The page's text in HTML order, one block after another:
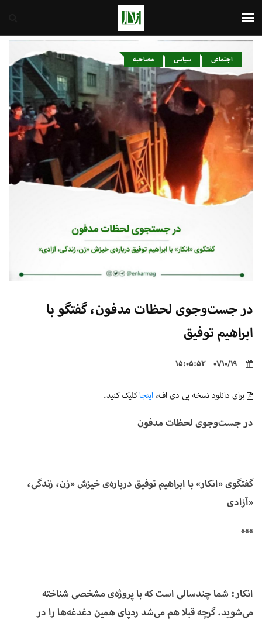
8th August 2026
اجتماعی سیاسی مصاحبه
در جست‌وجوی لحظات مدفون، گفتگو با
ابراهیم توفیق
01/10/19 _ 15:05:53
برای دانلود نسخه پی دی اف، اینجاکلیک کنید.
در جست‌وجوی لحظات مدفون
گفتگوی «انکار» با ابراهیم توفیق درباره‌ی خیزش «زن، زندگی،
آزادی»
***
انکار: شما چندسالی است که با پروژه‌ی مشخصی شناخته
می‌شوید. گرچه قبلا هم می‌شد ردپای همین دغدغه‌ها را در